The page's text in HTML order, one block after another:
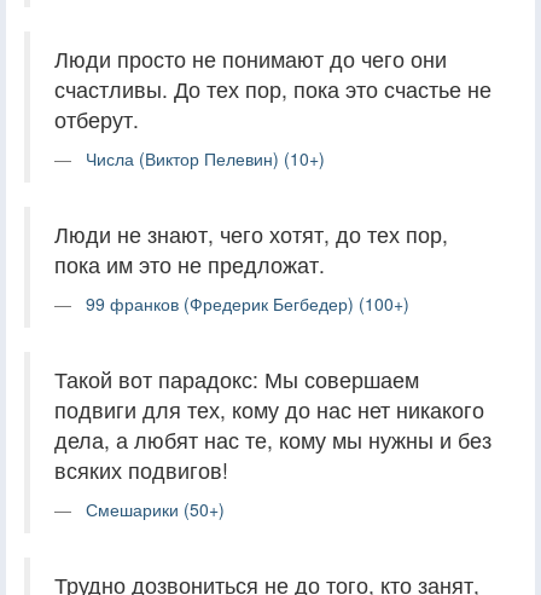
Люди просто не понимают до чего они
счастливы. До тех пор, пока это счастье не
отберут.
Числа (Виктор Пелевин) (10+)
Люди не знают, чего хотят, до тех пор,
пока им это не предложат.
99 франков (Фредерик Бегбедер) (100+)
Такой вот парадокс: Мы совершаем
подвиги для тех, кому до нас нет никакого
дела, а любят нас те, кому мы нужны и без
всяких подвигов!
Смешарики (50+)
Трудно дозвониться не до того, кто занят,